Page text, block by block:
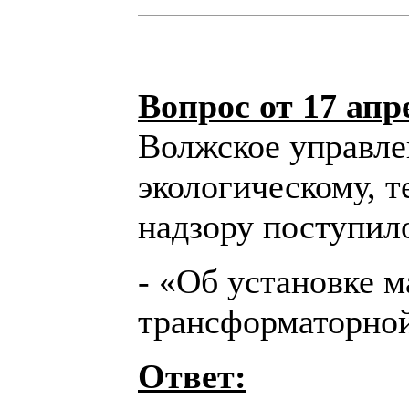
Вопрос от 17
Волжское
экологическому,
надзору
- «Об установке
Ответ: